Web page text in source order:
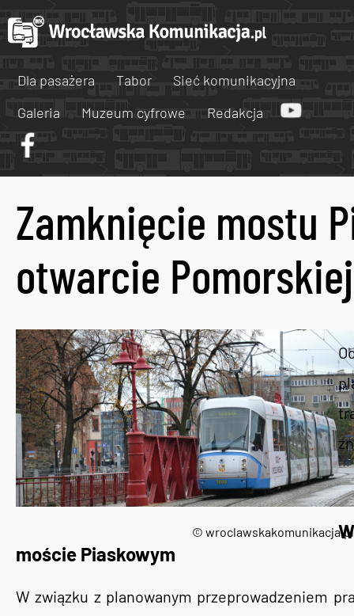
Dla pasażera Tabor
Sieć komunikacyjna
Galeria
Muzeum cyfrowe Redakcja
Zamknięcie mostu
otwarcie Pomorskiej
© wroclawskakomunikacja.pl
moście Piaskowym
W związku z planowanym przeprowadzeniem